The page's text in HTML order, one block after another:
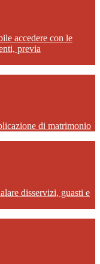
accedere con le
previa
di matrimonio
disservizi, guasti e